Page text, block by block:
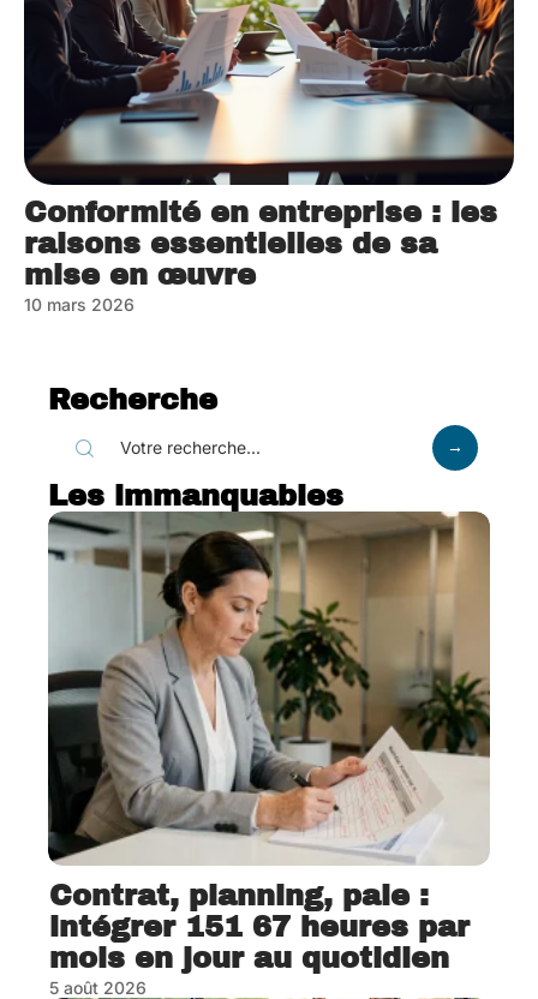
Conformité en entreprise : les
raisons essentielles de sa
mise en œuvre
10 mars 2026
Recherche
Les immanquables
Contrat, planning, paie :
intégrer 151 67 heures par
mois en jour au quotidien
5 août 2026